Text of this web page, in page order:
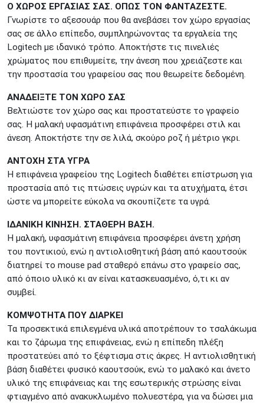
ΠΕΙΡΑΙΑΣ
Μαυρομιχάλη 1 και Ακτή
Κονδύλη
ΜΕΤΑΜΟΡΦΩΣΗ
Τατοϊόυ 117
ΓΛΥΦΑΔΑ
A. Παπανδρέου 4
ΚΟΛΩΝΟΣ
Πτολεμαίου Κλαύδιου 8
ΚΕΝΤΡΙΚΕΣ ΑΠΟΘΗΚΕΣ
ΘΕΣΣΑΛΟΝΙΚΗ
Πολυτεχνείου
Προσοχή!Η Διαθεσιμότητα μεταβάλλεται συνεχώς
Διαβάστε εδώ
Ο ΧΩΡΟΣ ΕΡΓΑΣΙΑΣ ΣΑΣ. ΟΠΩΣ ΤΟΝ ΦΑΝΤΑΖΕΣΤΕ.
Γνωρίστε το αξεσουάρ που θα ανεβάσει τον χώρο εργασίας
σας σε άλλο επίπεδο, συμπληρώνοντας τα εργαλεία της
Logitech με ιδανικό τρόπο. Αποκτήστε τις πινελιές
χρώματος που επιθυμείτε, την άνεση που χρειάζεστε και
την προστασία του γραφείου σας που θεωρείτε δεδομένη.
ΑΝΑΔΕΙΞΤΕ ΤΟΝ ΧΩΡΟ ΣΑΣ
Βελτιώστε τον χώρο σας και προστατεύστε το γραφείο
σας. Η μαλακή υφασμάτινη επιφάνεια προσφέρει στιλ και
άνεση. Αποκτήστε την σε λιλά, σκούρο ροζ ή μέτριο γκρι.
ΑΝΤΟΧΗ ΣΤΑ ΥΓΡΑ
Η επιφάνεια γραφείου της Logitech διαθέτει επίστρωση για
προστασία από τις πτώσεις υγρών και τα ατυχήματα, έτσι
ώστε να μπορείτε εύκολα να σκουπίζετε τα υγρά.
ΙΔΑΝΙΚΗ ΚΙΝΗΣΗ. ΣΤΑΘΕΡΗ ΒΑΣΗ.
Η μαλακή, υφασμάτινη επιφάνεια προσφέρει άνετη χρήση
του ποντικιού, ενώ η αντιολισθητική βάση από καουτσούκ
διατηρεί το mouse pad σταθερό επάνω στο γραφείο σας,
από όποιο υλικό κι αν είναι κατασκευασμένο, ό,τι κι αν
συμβεί.
ΚΟΜΨΟΤΗΤΑ ΠΟΥ ΔΙΑΡΚΕΙ
Τα προσεκτικά επιλεγμένα υλικά αποτρέπουν το τσαλάκωμα
και το ζάρωμα της επιφάνειας, ενώ η επίπεδη πλέξη
προστατεύει από το ξέφτισμα στις άκρες. Η αντιολισθητική
βάση διαθέτει φυσικό καουτσούκ, ενώ το μαλακό και άνετο
υλικό της επιφάνειας και της εσωτερικής στρώσης είναι
φτιαγμένο από ανακυκλωμένο πολυεστέρα, για να δώσει μια